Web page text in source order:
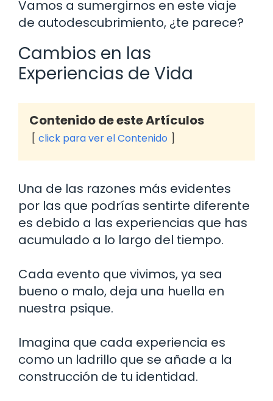
Vamos a sumergirnos en este viaje
de autodescubrimiento, ¿te parece?
Cambios en las
Experiencias de Vida
Contenido de este Artículos
click para ver el Contenido
Una de las razones más evidentes
por las que podrías sentirte diferente
es debido a las experiencias que has
acumulado a lo largo del tiempo.
Cada evento que vivimos, ya sea
bueno o malo, deja una huella en
nuestra psique.
Imagina que cada experiencia es
como un ladrillo que se añade a la
construcción de tu identidad.